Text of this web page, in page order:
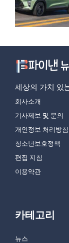
세상의 가치 있
회사소개
기사제보 및 문의
개인정보 처리방침
청소년보호정책
편집 지침
이용약관
카테고리
뉴스